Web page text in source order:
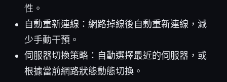
性。
自動重新連線：網路掉線後自動重新連線，減
少手動干預。
伺服器切換策略：自動選擇最近的伺服器，或
根據當前網路狀態動態切換。